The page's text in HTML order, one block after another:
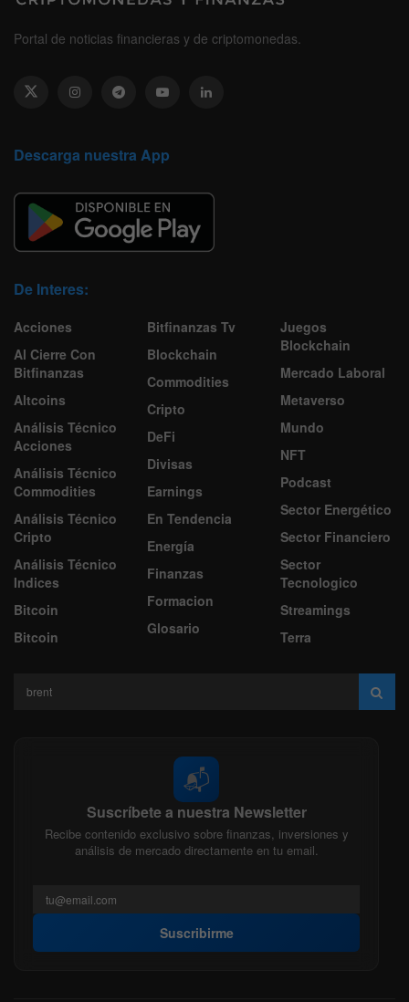
Portal de noticias financieras y de criptomonedas.
Descarga nuestra App
De Interes:
Acciones
Al Cierre Con
Bitfinanzas
Altcoins
Análisis Técnico
Acciones
Análisis Técnico
Commodities
Análisis Técnico
Cripto
Análisis Técnico
Indices
Bitcoin
Bitcoin
Bitfinanzas Tv
Blockchain
Commodities
Cripto
DeFi
Divisas
Earnings
En Tendencia
Energía
Finanzas
Formacion
Glosario
Juegos
Blockchain
Mercado Laboral
Metaverso
Mundo
NFT
Podcast
Sector Energético
Sector Financiero
Sector
Tecnologico
Streamings
Terra
📬
Suscríbete a nuestra Newsletter
Recibe contenido exclusivo sobre finanzas, inversiones y
análisis de mercado directamente en tu email.
Suscribirme